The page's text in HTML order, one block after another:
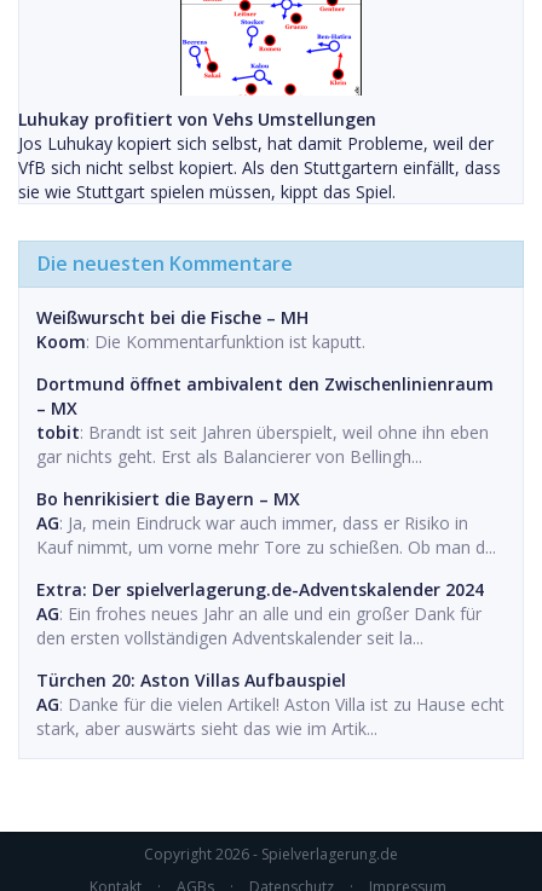
Luhukay profitiert von Vehs Umstellungen
Jos Luhukay kopiert sich selbst, hat damit Probleme, weil der
VfB sich nicht selbst kopiert. Als den Stuttgartern einfällt, dass
sie wie Stuttgart spielen müssen, kippt das Spiel.
Die neuesten Kommentare
Weißwurscht bei die Fische – MH
Koom: Die Kommentarfunktion ist kaputt.
Dortmund öffnet ambivalent den Zwischenlinienraum
– MX
tobit: Brandt ist seit Jahren überspielt, weil ohne ihn eben
gar nichts geht. Erst als Balancierer von Bellingh...
Bo henrikisiert die Bayern – MX
AG: Ja, mein Eindruck war auch immer, dass er Risiko in
Kauf nimmt, um vorne mehr Tore zu schießen. Ob man d...
Extra: Der spielverlagerung.de-Adventskalender 2024
AG: Ein frohes neues Jahr an alle und ein großer Dank für
den ersten vollständigen Adventskalender seit la...
Türchen 20: Aston Villas Aufbauspiel
AG: Danke für die vielen Artikel! Aston Villa ist zu Hause echt
stark, aber auswärts sieht das wie im Artik...
Copyright 2026 - Spielverlagerung.de
Kontakt
· AGBs · Datenschutz · Impressum